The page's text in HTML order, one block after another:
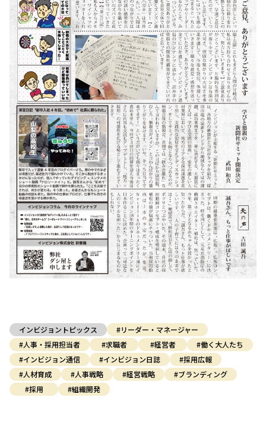
インビジョントピックス
#リーダー・マネージャー
#人事・採用担当者
#求職者 #経営者
#働く大人たち
#インビジョン通信
#インビジョン日誌
#採用広報
#人材育成
#人事戦略 #経営戦略
#ブランディング
#採用
#組織開発